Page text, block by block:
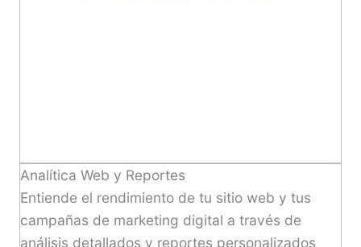
Analítica Web y Reportes
Entiende el rendimiento de tu sitio web y tus
campañas de marketing digital a través de
análisis detallados y reportes personalizados